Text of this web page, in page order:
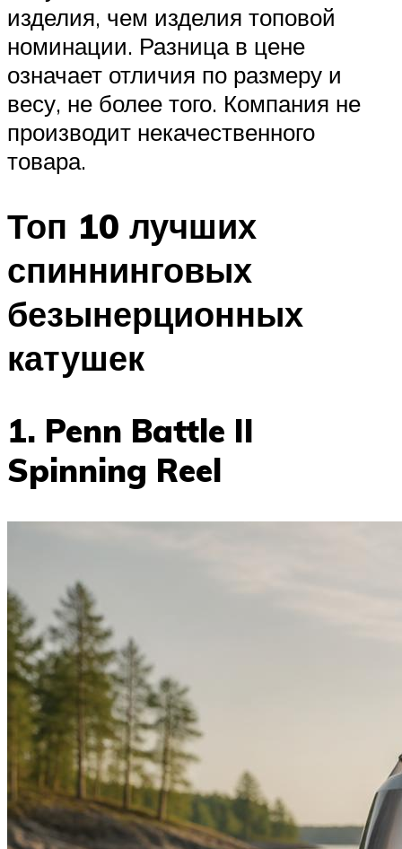
изделия, чем изделия топовой
номинации. Разница в цене
означает отличия по размеру и
весу, не более того. Компания не
производит некачественного
товара.
Топ 10 лучших
спиннинговых
безынерционных
катушек
1. Penn Battle II
Spinning Reel